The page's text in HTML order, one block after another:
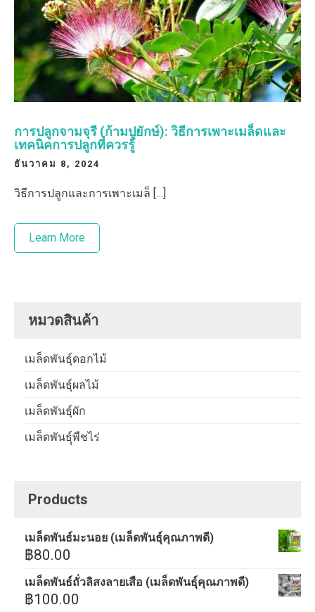
การปลูกจามจุรี (ก้ามปูยักษ์): วิธีการเพาะเมล็ดและ
เทคนิคการปลูกที่ควรรู้
ธันวาคม 8, 2024
วิธีการปลูกและการเพาะเมล็ […]
Learn More
หมวดสินค้า
เมล็ดพันธุ์ดอกไม้
เมล็ดพันธุ์ผลไม้
เมล็ดพันธุ์ผัก
เมล็ดพันธฺุ์พืชไร่
Products
เมล็ดพันธ์มะนอย (เมล็ดพันธุ์คุณภาพดี)
฿80.00
เมล็ดพันธ์ถั่วลิสงลายเสือ (เมล็ดพันธุ์คุณภาพดี)
฿100.00